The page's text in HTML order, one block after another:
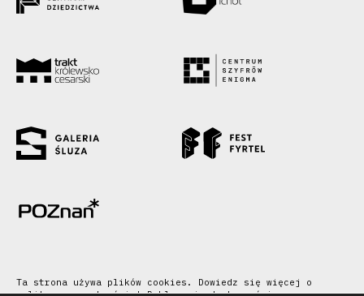
Ta strona używa plików cookies. Dowiedz się więcej o